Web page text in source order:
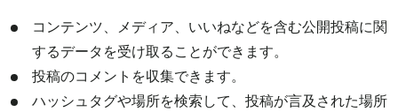
コンテンツ、メディア、いいねなどを含む公開投稿に関
するデータを受け取ることができます。
投稿のコメントを収集できます。
ハッシュタグや場所を検索して、投稿が言及された場所